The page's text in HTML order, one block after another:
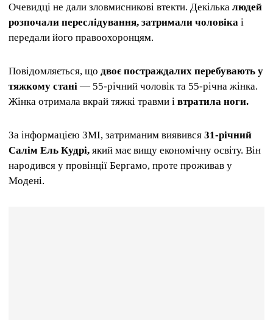
Очевидці не дали зловмисникові втекти. Декілька людей
розпочали переслідування, затримали чоловіка і
передали його правоохоронцям.
Повідомляється, що двоє постраждалих перебувають у
тяжкому стані — 55-річний чоловік та 55-річна жінка.
Жінка отримала вкрай тяжкі травми і втратила ноги.
За інформацією ЗМІ, затриманим виявився 31-річний
Салім Ель Кудрі, який має вищу економічну освіту. Він
народився у провінції Бергамо, проте проживав у
Модені.